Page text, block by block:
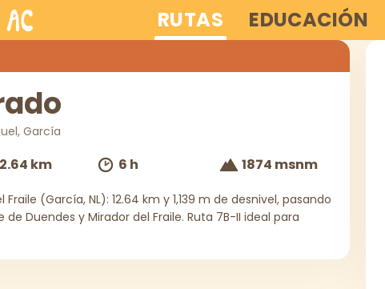
RUTAS EDUCACIÓN
García
km 6 h 1874 msnm
(García, NL): 12.64 km y 1,139 m de desnivel, pasando
de Duendes y Mirador del Fraile. Ruta 7B-II ideal para